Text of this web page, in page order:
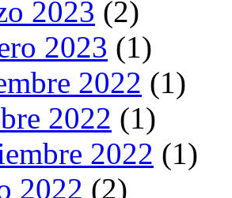
2023 (2)
2023 (1)
2022 (1)
2022 (1)
2022 (1)
2022 (2)